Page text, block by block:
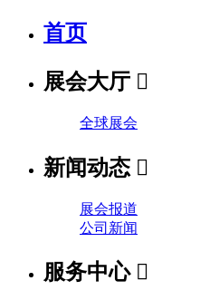
首页
展会大厅 
全球展会
新闻动态 
展会报道
公司新闻
服务中心 